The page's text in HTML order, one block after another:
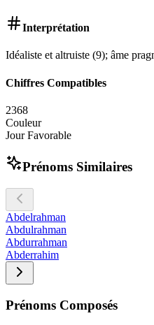
Interprétation
Idéaliste et altruiste (9); âme
Chiffres Compatibles
2368
Couleur
Jour Favorable
Prénoms Similaires
Abdelrahman
Abdulrahman
Abdurrahman
Abderrahim
Prénoms Composés